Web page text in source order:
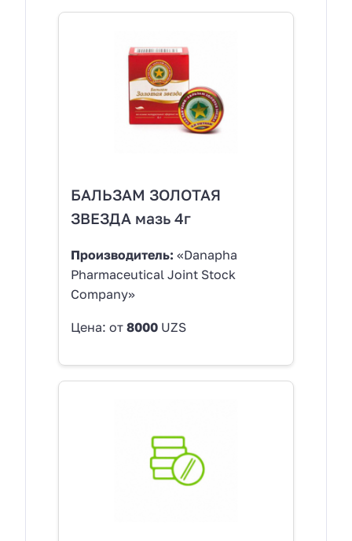
БАЛЬЗАМ ЗОЛОТАЯ
ЗВЕЗДА мазь 4г
Производитель: «Danapha
Pharmaceutical Joint Stock
Company»
Цена: от 8000 UZS